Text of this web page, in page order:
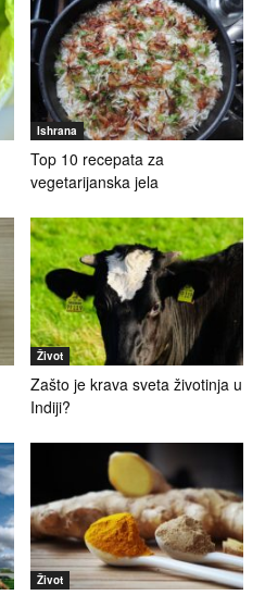
Ishrana
Top 10 recepata za
vegetarijanska jela
Život
Zašto je krava sveta životinja u
Indiji?
Život